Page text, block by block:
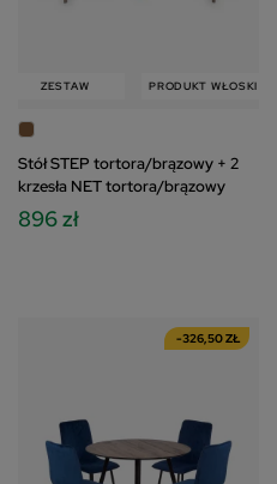
ZESTAW PRODUKT WŁOSKI
Stół STEP tortora/brązowy + 2
krzesła NET tortora/brązowy
896 zł
-326,50 ZŁ